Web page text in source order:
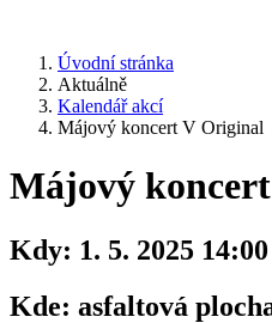
Úvodní stránka
Aktuálně
Kalendář akcí
Májový koncert V Original
Májový
Kdy: 1. 5. 2025 14:00
Kde: asfaltová